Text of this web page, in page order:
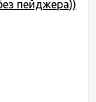
пейджера))